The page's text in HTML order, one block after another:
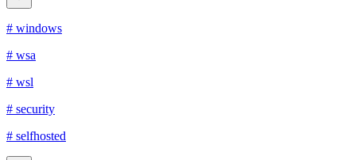
# windows
# wsa
# wsl
# security
# selfhosted